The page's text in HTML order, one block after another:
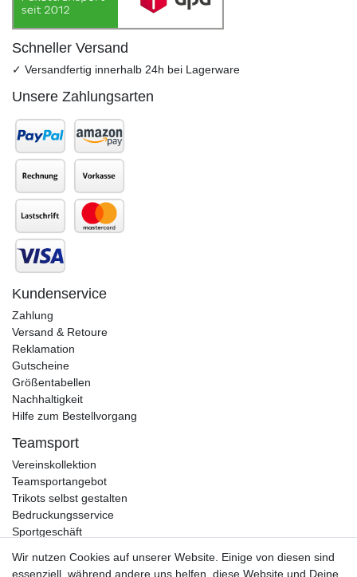
Schneller Versand
✓ Versandfertig innerhalb 24h bei Lagerware
Unsere Zahlungsarten
Kundenservice
Zahlung
Versand & Retoure
Reklamation
Gutscheine
Größentabellen
Nachhaltigkeit
Hilfe zum Bestellvorgang
Teamsport
Vereinskollektion
Teamsportangebot
Trikots selbst gestalten
Bedruckungsservice
Sportgeschäft
Wir nutzen Cookies auf unserer Website. Einige von diesen sind
essenziell, während andere uns helfen, diese Website und Deine